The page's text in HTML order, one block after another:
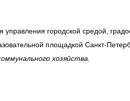
городской средой,
площадкой Санкт-
хозяйства.